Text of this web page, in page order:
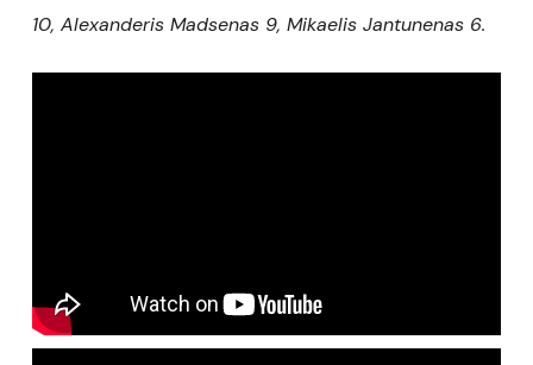
10, Alexanderis Madsenas 9, Mikaelis Jantunenas 6.